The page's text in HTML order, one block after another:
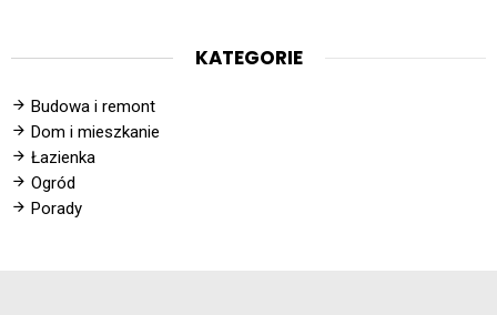
KATEGORIE
Budowa i remont
Dom i mieszkanie
Łazienka
Ogród
Porady